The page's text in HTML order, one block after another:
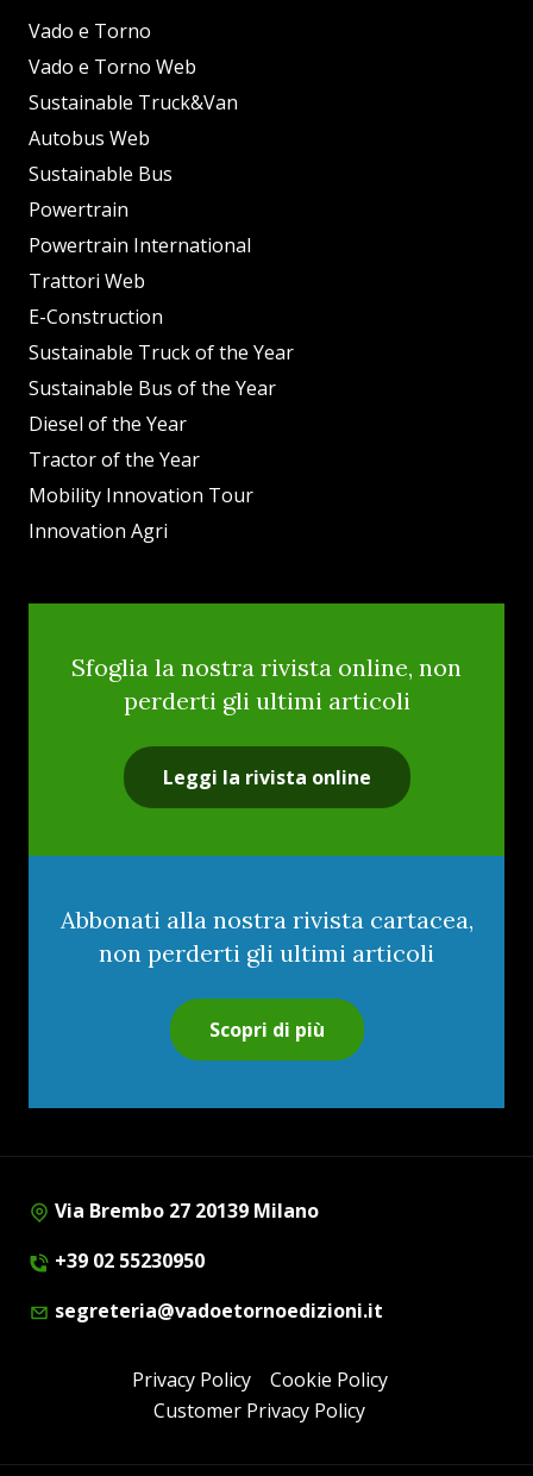
Vado e Torno
Vado e Torno Web
Sustainable Truck&Van
Autobus Web
Sustainable Bus
Powertrain
Powertrain International
Trattori Web
E-Construction
Sustainable Truck of the Year
Sustainable Bus of the Year
Diesel of the Year
Tractor of the Year
Mobility Innovation Tour
Innovation Agri
Sfoglia la nostra rivista online, non
perderti gli ultimi articoli
Leggi la rivista online
Abbonati alla nostra rivista cartacea,
non perderti gli ultimi articoli
Scopri di più
Via Brembo 27 20139 Milano
+39 02 55230950
segreteria@vadoetornoedizioni.it
Privacy Policy
Cookie Policy
Customer Privacy Policy